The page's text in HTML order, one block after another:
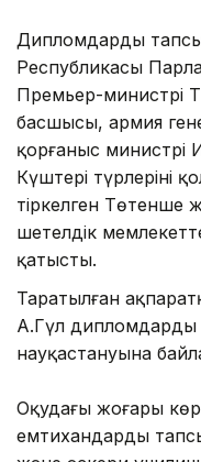
Дипломдарды
Республикасы
Премьер-министрі
басшысы, армия
қорғаныс
Күштері түрлерінің
тіркелген Төтенше
шетелдік
қатысты.
Таратылған
А.Гүл дипломдарды
науқастануына
Оқудағы жоғары
емтихандарды